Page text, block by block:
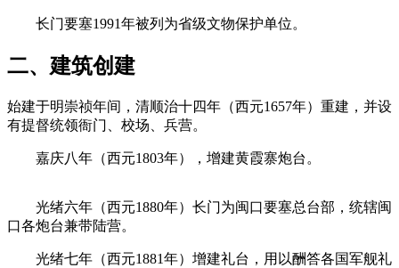
长门要塞1991年被列为省级文物保护单位。
二、建筑创建
始建于明崇祯年间，清顺治十四年（西元1657年）重建，并设
有提督统领衙门、校场、兵营。
嘉庆八年（西元1803年），增建黄霞寨炮台。
光绪六年（西元1880年）长门为闽口要塞总台部，统辖闽
口各炮台兼带陆营。
光绪七年（西元1881年）增建礼台，用以酬答各国军舰礼